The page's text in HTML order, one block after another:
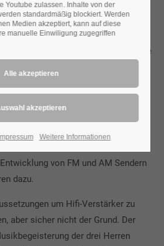
richtiges Familienunternehmen. Die
Tsakiridis gründeten die Firma
Vater. Alle drei verfügen über eine
Bereichen Mechanik und
Erfahrung auf dem Gebiet der
Computertechnik,
Aber auch PA-
von FM und AM Sendern
dazu.
um Hifi-Verstärker zu
aber sicher nicht der Grund. Der
der drei Herren
Youtube zulassen. Inhalte von der
standardmäßig blockiert. Werden
Medien akzeptiert, kann auf diese
manuelle Einwiligung zugegriffen
Impressum Weitere Informationen